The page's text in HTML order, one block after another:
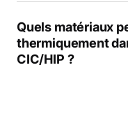
Quels matériaux
thermiquement
CIC/HIP ?